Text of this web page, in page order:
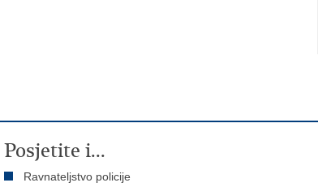
Posjetite i...
Ravnateljstvo policije